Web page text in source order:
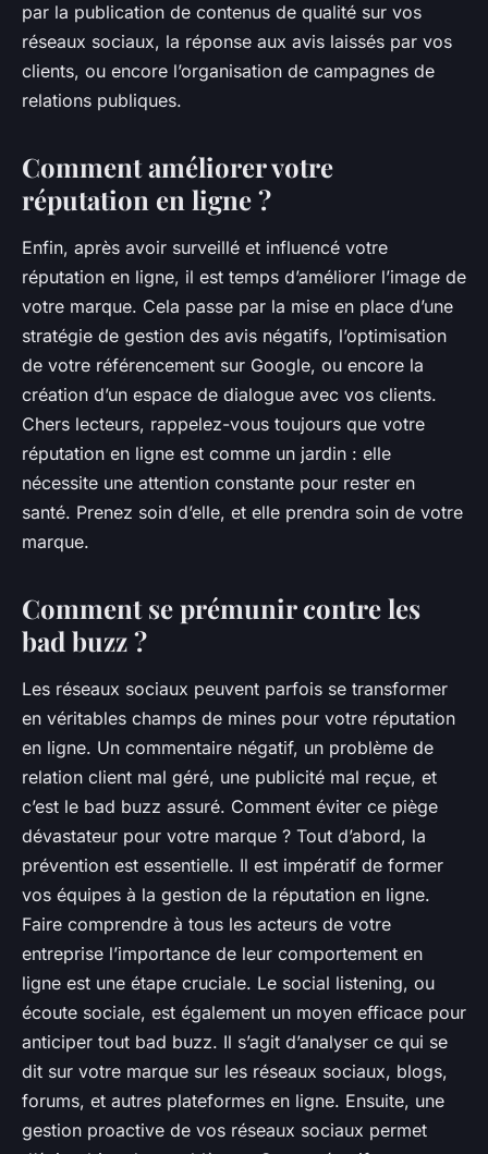
par la publication de contenus de qualité sur vos
réseaux sociaux, la réponse aux avis laissés par vos
clients, ou encore l’organisation de campagnes de
relations publiques.
Comment améliorer votre
réputation en ligne ?
Enfin, après avoir surveillé et influencé votre
réputation en ligne, il est temps d’améliorer l’image de
votre marque. Cela passe par la mise en place d’une
stratégie de gestion des avis négatifs, l’optimisation
de votre référencement sur Google, ou encore la
création d’un espace de dialogue avec vos clients.
Chers lecteurs, rappelez-vous toujours que votre
réputation en ligne est comme un jardin : elle
nécessite une attention constante pour rester en
santé. Prenez soin d’elle, et elle prendra soin de votre
marque.
Comment se prémunir contre les
bad buzz ?
Les réseaux sociaux peuvent parfois se transformer
en véritables champs de mines pour votre réputation
en ligne. Un commentaire négatif, un problème de
relation client mal géré, une publicité mal reçue, et
c’est le bad buzz assuré. Comment éviter ce piège
dévastateur pour votre marque ? Tout d’abord, la
prévention est essentielle. Il est impératif de former
vos équipes à la gestion de la réputation en ligne.
Faire comprendre à tous les acteurs de votre
entreprise l’importance de leur comportement en
ligne est une étape cruciale. Le social listening, ou
écoute sociale, est également un moyen efficace pour
anticiper tout bad buzz. Il s’agit d’analyser ce qui se
dit sur votre marque sur les réseaux sociaux, blogs,
forums, et autres plateformes en ligne. Ensuite, une
gestion proactive de vos réseaux sociaux permet